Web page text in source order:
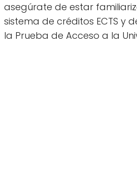
asegúrate de estar
sistema de créditos ECTS y
la Prueba de Acceso a la